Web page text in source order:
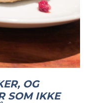
OG
SOM IKKE